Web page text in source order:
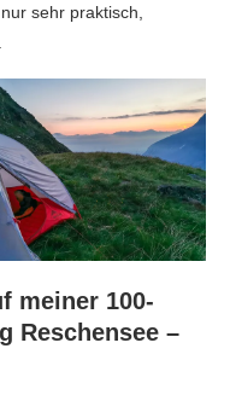
sehr praktisch,
meiner 100-
Reschensee –